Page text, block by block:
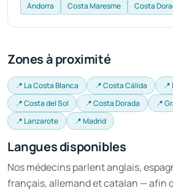
Аndorra Costa Maresme Costa
Zones à proximité
📍 La Costa Blanca 📍 Costa Cálida
📍 Costa del Sol
📍 Costa Dorada
📍
📍 Lanzarote
📍 Madrid
Langues disponibles
Nos médecins parlent anglais,
français, allemand et catalan — afin